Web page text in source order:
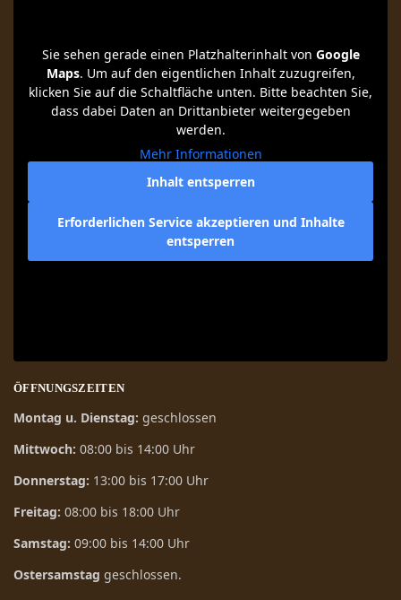
Sie sehen gerade einen Platzhalterinhalt von Google
Maps. Um auf den eigentlichen Inhalt zuzugreifen,
klicken Sie auf die Schaltfläche unten. Bitte beachten Sie,
dass dabei Daten an Drittanbieter weitergegeben
werden.
Mehr Informationen
Inhalt entsperren
Erforderlichen Service akzeptieren und Inhalte
entsperren
ÖFFNUNGSZEITEN
Montag u. Dienstag: geschlossen
Mittwoch: 08:00 bis 14:00 Uhr
Donnerstag: 13:00 bis 17:00 Uhr
Freitag: 08:00 bis 18:00 Uhr
Samstag: 09:00 bis 14:00 Uhr
Ostersamstag geschlossen.